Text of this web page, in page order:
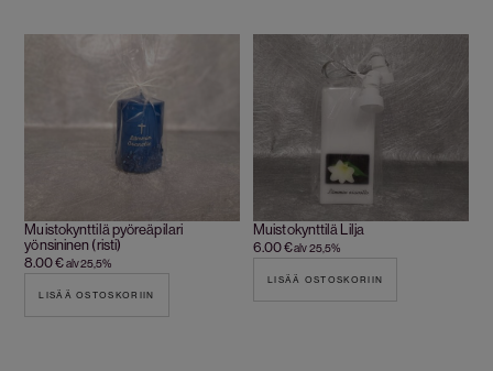
Muistokynttilä pyöreäpilari
yönsininen (risti)
8.00€alv 25,5%
LISÄÄ OSTOSKORIIN
Muistokynttilä Lilja
6.00€alv 25,5%
LISÄÄ OSTOSKORIIN